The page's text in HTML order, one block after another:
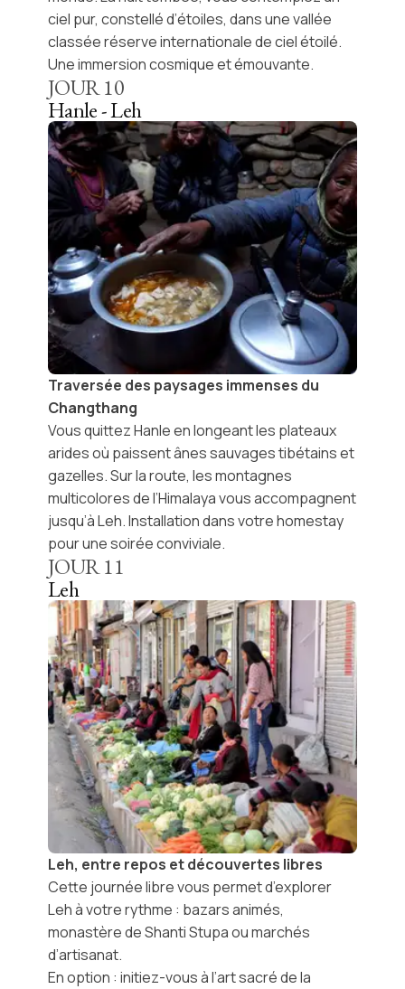
ciel pur, constellé d’étoiles, dans unevallée
classée réserve internationale de ciel étoilé.
Une immersion cosmique et émouvante.
JOUR10
Hanle - Leh
Traversée des paysages immenses du
Changthang
Vous quittezHanleen longeant les plateaux
arides où paissent ânes sauvages tibétains et
gazelles. Sur la route, les montagnes
multicolores de l’Himalayavous accompagnent
jusqu’àLeh. Installation dans votre homestay
pour une soirée conviviale.
JOUR11
Leh
Leh, entre repos et découvertes libres
Cette journée librevous permet d’explorer
Leh à votre rythme : bazars animés,
monastère de Shanti Stupa ou marchés
d’artisanat.
En option : initiez-vous à l’art sacré de la